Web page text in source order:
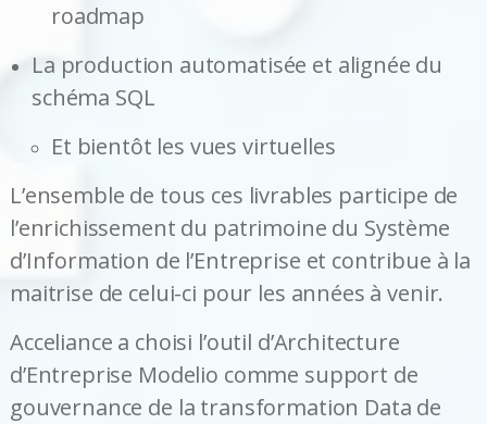
roadmap
La production automatisée et alignée du
schéma SQL
Et bientôt les vues virtuelles
L’ensemble de tous ces livrables participe de
l’enrichissement du patrimoine du Système
d’Information de l’Entreprise et contribue à la
maitrise de celui-ci pour les années à venir.
Acceliance a choisi l’outil d’Architecture
d’Entreprise Modelio comme support de
gouvernance de la transformation Data de